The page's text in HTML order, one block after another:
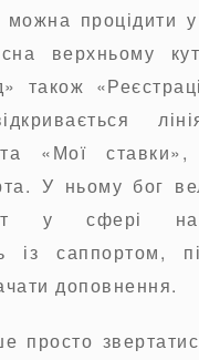
процідити
верхньому
також
«Мої
У ньому бог
у сфері
із саппортом,
доповнення.
просто